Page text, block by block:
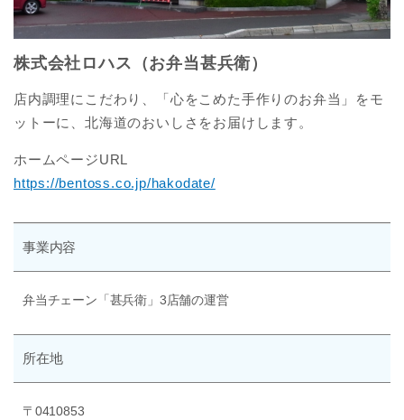
株式会社ロハス（お弁当甚兵衛）
店内調理にこだわり、「心をこめた手作りのお弁当」をモ
ットーに、北海道のおいしさをお届けします。
ホームページURL
https://bentoss.co.jp/hakodate/
事業内容
弁当チェーン「甚兵衛」3店舗の運営
所在地
〒0410853